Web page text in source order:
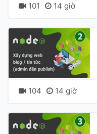
101 14 giờ
104 14 giờ